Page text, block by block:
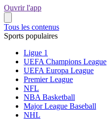
Ouvrir l'app
Tous les contenus
Sports populaires
Ligue 1
UEFA Champions League
UEFA Europa League
Premier League
NFL
NBA Basketball
Major League Baseball
NHL